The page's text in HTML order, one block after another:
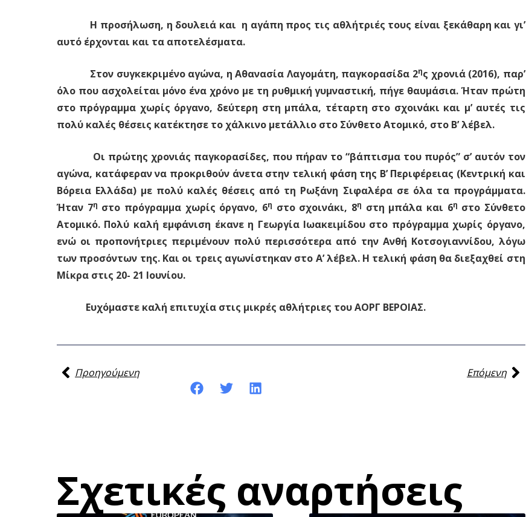
Η προσήλωση, η δουλειά και η αγάπη προς τις αθλήτριές τους είναι ξεκάθαρη και γι’
αυτό έρχονται και τα αποτελέσματα.
Στον συγκεκριμένο αγώνα, η Αθανασία Λαγομάτη, παγκορασίδα 2ης χρονιά (2016), παρ’
όλο που ασχολείται μόνο ένα χρόνο με τη ρυθμική γυμναστική, πήγε θαυμάσια. Ήταν πρώτη
στο πρόγραμμα χωρίς όργανο, δεύτερη στη μπάλα, τέταρτη στο σχοινάκι και μ’ αυτές τις
πολύ καλές θέσεις κατέκτησε το χάλκινο μετάλλιο στο Σύνθετο Ατομικό, στο Β’ λέβελ.
Οι πρώτης χρονιάς παγκορασίδες, που πήραν το “βάπτισμα του πυρός” σ’ αυτόν τον
αγώνα, κατάφεραν να προκριθούν άνετα στην τελική φάση της Β’ Περιφέρειας (Κεντρική και
Βόρεια Ελλάδα) με πολύ καλές θέσεις από τη Ρωξάνη Σιφαλέρα σε όλα τα προγράμματα.
Ήταν 7η στο πρόγραμμα χωρίς όργανο, 6η στο σχοινάκι, 8η στη μπάλα και 6η στο Σύνθετο
Ατομικό. Πολύ καλή εμφάνιση έκανε η Γεωργία Ιωακειμίδου στο πρόγραμμα χωρίς όργανο,
ενώ οι προπονήτριες περιμένουν πολύ περισσότερα από την Ανθή Κοτσογιαννίδου, λόγω
των προσόντων της. Και οι τρεις αγωνίστηκαν στο Α’ λέβελ. Η τελική φάση θα διεξαχθεί στη
Μίκρα στις 20- 21 Ιουνίου.
Ευχόμαστε καλή επιτυχία στις μικρές αθλήτριες του ΑΟΡΓ ΒΕΡΟΙΑΣ.
Προηγούμενη
Επόμενη
Σχετικές αναρτήσεις